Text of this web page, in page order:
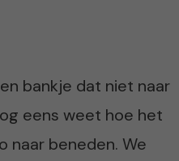
bankje dat niet naar
eens weet hoe het
naar beneden. We